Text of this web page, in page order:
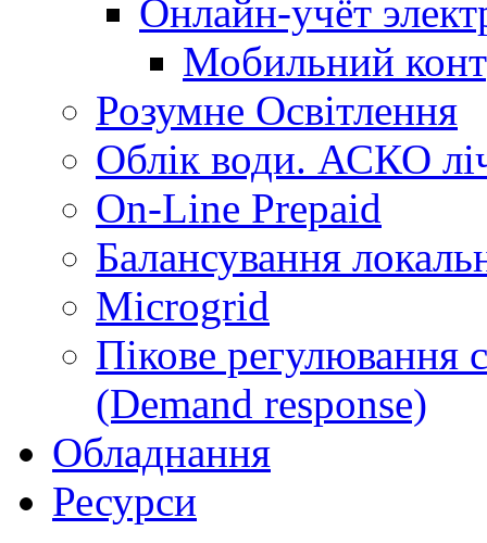
Онлайн-учёт
Мобильний
Розумне Освітлення
Облік води. АСКО
On-Line Prepaid
Балансування
Microgrid
Пікове регулювання
(Demand response)
Обладнання
Ресурси